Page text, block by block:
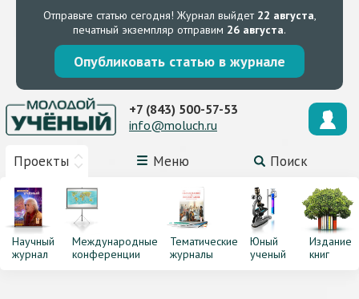
Отправьте статью сегодня! Журнал выйдет 22 августа,
печатный экземпляр отправим 26 августа.
Опубликовать статью в журнале
Проекты Меню Поиск
+7 (843) 500-57-53
info@moluch.ru
Научный
журнал
Международные
конференции
Тематические
журналы
Юный
ученый
Издание
книг